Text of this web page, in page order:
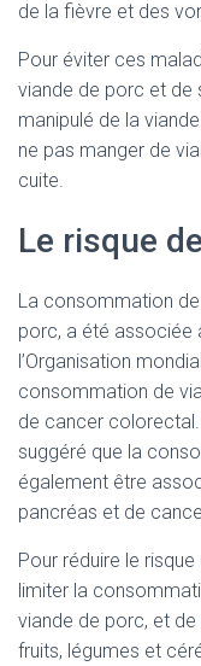
de la fièvre et des
Pour éviter ces
viande de porc et de
manipulé de la
ne pas manger de
cuite.
Le risque
La consommation
porc, a été associée
l’Organisation
consommation de
de cancer
suggéré que la
également être
pancréas et de
Pour réduire le
limiter la
viande de porc, et
fruits, légumes et